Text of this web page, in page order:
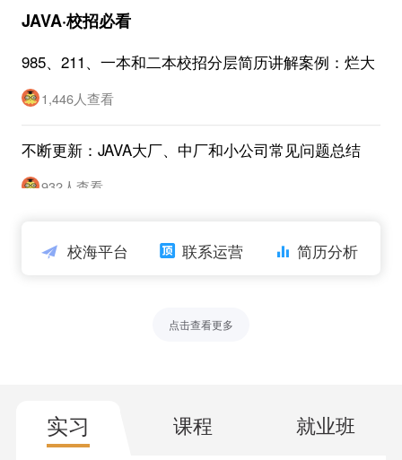
度高，没有面试机会}
JAVA·校招必看
985、211、一本和二本校招分层简历讲解案例：烂大
街项目也可以按实习修改
1,446人查看
不断更新：JAVA大厂、中厂和小公司常见问题总结
932人查看
校大出品：校招JAVA大厂、中厂和小公司分层考点大
纲，以应试为目的
在线实习：市面上少有的真实互联网商用项目，而且
校招投递时间：大中小厂秋招投递时间总结，包含98
5到二本
855人查看
校海平台 联系运营 简历分析
点击查看更多
实习 课程 就业班